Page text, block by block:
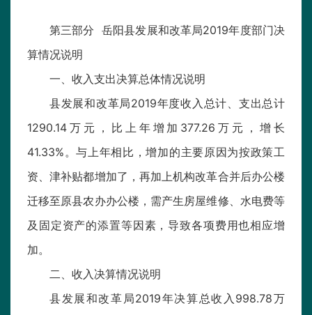
第三部分 岳阳县发展和改革局2019年度部门决
算情况说明
一、收入支出决算总体情况说明
县发展和改革局2019年度收入总计、支出总计
1290.14万元，比上年增加377.26万元，增长
41.33%。与上年相比，增加的主要原因为按政策工
资、津补贴都增加了，再加上机构改革合并后办公楼
迁移至原县农办办公楼，需产生房屋维修、水电费等
及固定资产的添置等因素，导致各项费用也相应增
加。
二、收入决算情况说明
县发展和改革局2019年决算总收入998.78万